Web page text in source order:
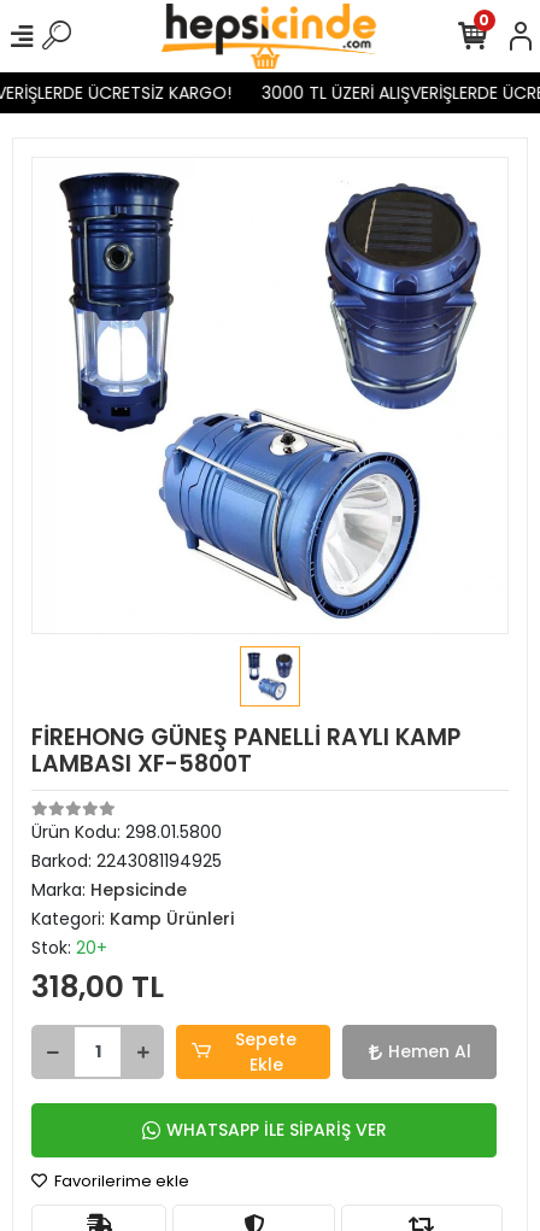
ÜCRETSİZ KARGO! 3000 TL ÜZERİ ALIŞVERİŞLERDE
0
FİREHONG GÜNEŞ PANELLİ RAYLI KAMP
LAMBASI XF-5800T
Ürün Kodu: 298.01.5800
Barkod: 2243081194925
Marka: Hepsicinde
Kategori: Kamp Ürünleri
Stok: 20+
318,00 TL
Sepete
Ekle
Hemen Al
WHATSAPP İLE SİPARİŞ VER
Favorilerime ekle